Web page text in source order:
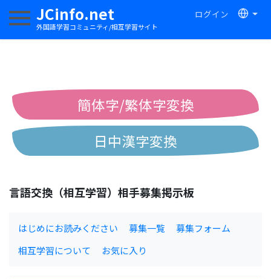
JCinfo.net
外国語学習コミュニティ/相互学習サイト
ログイン
ナビゲーションを切り替える
簡体字/繁体字変換
日中漢字変換
言語交換（相互学習）相手募集掲示板
はじめにお読みください 募集一覧
募集フォーム
相互学習について
お気に入り